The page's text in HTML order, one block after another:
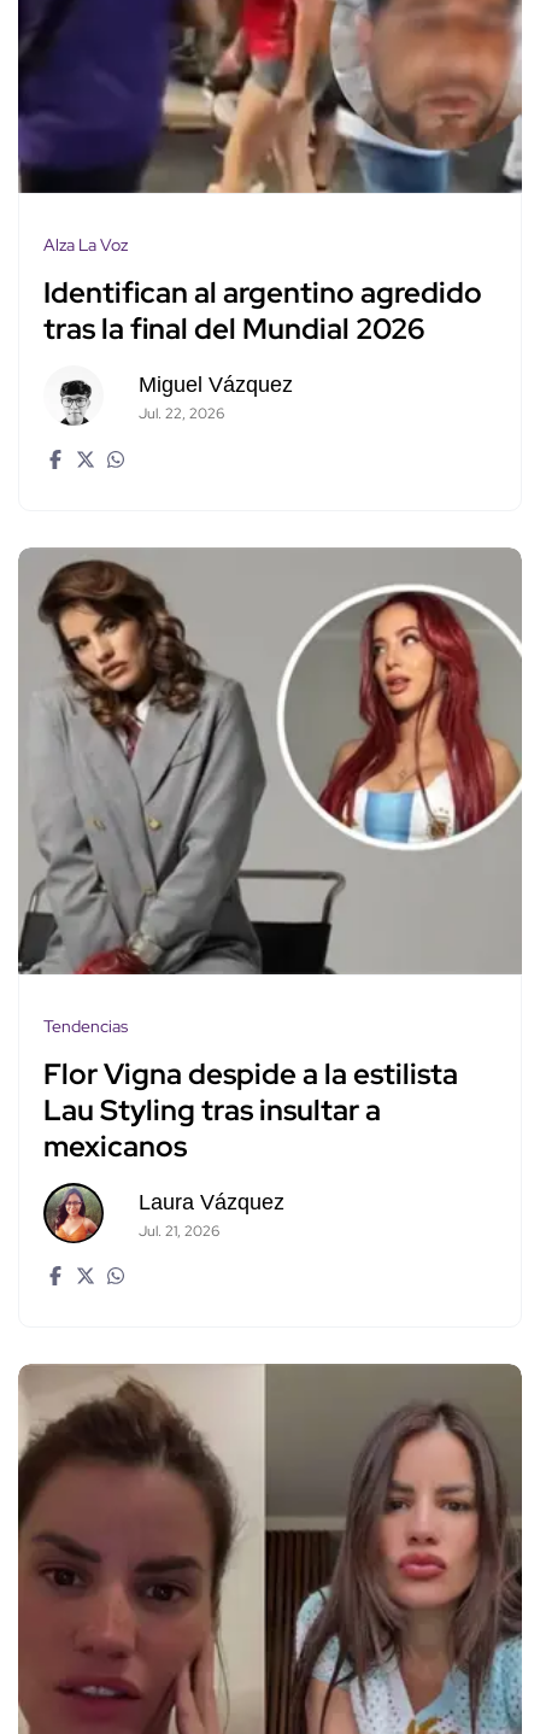
Alza La Voz
Identifican al argentino agredido
tras la final del Mundial 2026
Miguel Vázquez
Jul. 22, 2026
Tendencias
Flor Vigna despide a la estilista
Lau Styling tras insultar a
mexicanos
Laura Vázquez
Jul. 21, 2026